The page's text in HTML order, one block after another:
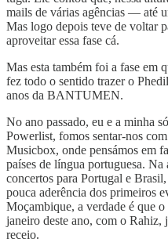
mails de várias agências — até
Mas logo depois teve de voltar
aproveitar essa fase cá.
Mas esta também foi a fase em
fez todo o sentido trazer o
anos da BANTUMEN.
No ano passado, eu e a minha
Powerlist, fomos sentar-nos
Musicbox, onde pensámos em
países de língua portuguesa.
concertos para Portugal e
pouca aderência dos primeiros
Moçambique, a verdade é que
janeiro deste ano, com o
receio.